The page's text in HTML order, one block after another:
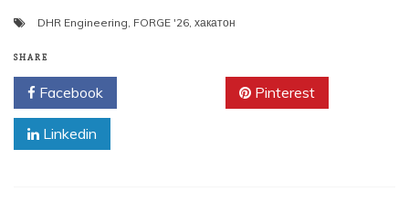
DHR Engineering, FORGE '26, хакатон
SHARE
Facebook Pinterest
Linkedin